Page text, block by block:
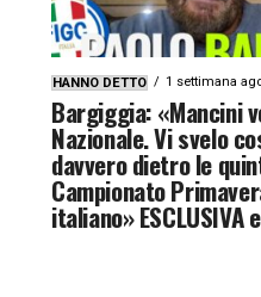
HANNO DETTO 1 settimana
Bargiggia: «Mancini
Nazionale. Vi svelo
davvero dietro le
Campionato
italiano» ESCLUSIVA